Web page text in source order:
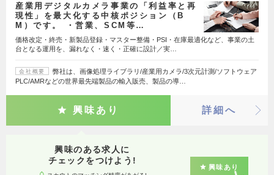
産業用デジタルカメラ事業の「利益率と再
現性」を最大化する中核ポジション（B
M）です。 ・営業、SCM等…
価格改定・終売・新製品登録・マスター整備・PSI・在庫最適化など、事業の土
台となる運用を、漏れなく・速く・正確に設計／実…
会社概要
弊社は、画像処理ライブラリ/産業用カメラ/3次元計測/ソフトウェア
PLC/AMRなどの世界最先端製品の輸入販売、製品の導…
興味あり 詳細へ
興味のある求人に
チェックをつけよう!
興味あり